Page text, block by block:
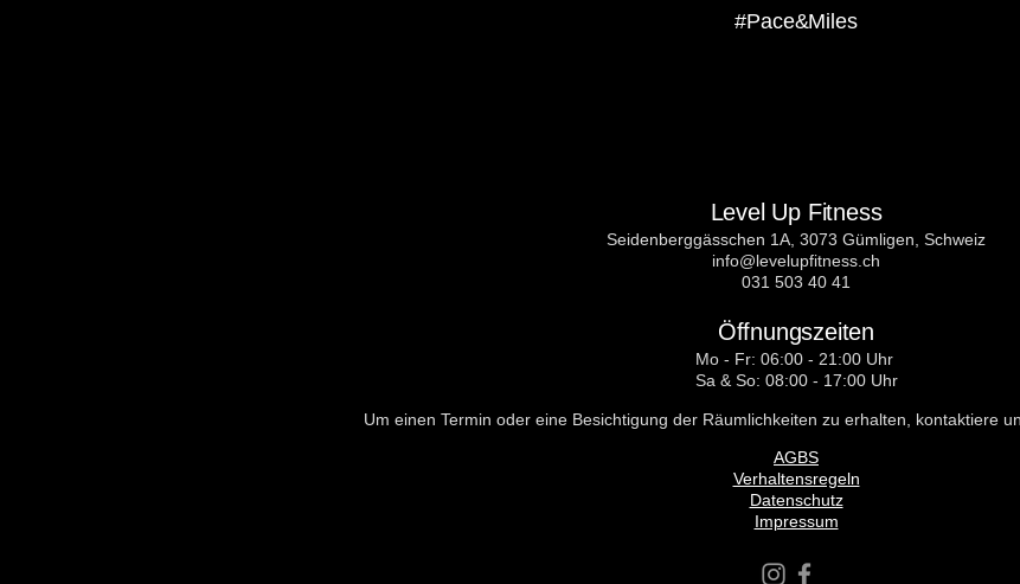
#Pace&Miles
Level Up Fitness
Seidenberggässchen 1A, 3073 Gümligen, Schweiz
info@levelupfitness.ch
031 503 40 41
Öffnungszeiten
Mo - Fr: 06:00 - 21:00 Uhr
Sa & So: 08:00 - 17:00 Uhr
Um einen Termin oder eine Besichtigung der Räumlichkeiten zu erhalten, kontaktiere
AGBS
Verhaltensregeln
Datenschutz
Impressum